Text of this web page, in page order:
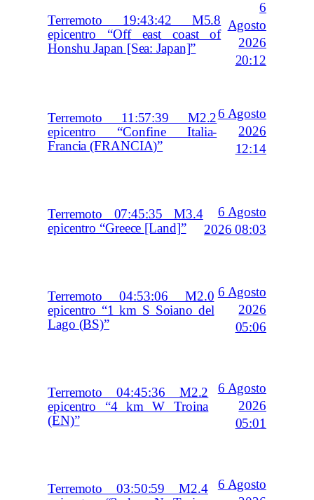
Terremoto 19:43:42 M5.8
epicentro “Off east coast of
Honshu Japan [Sea: Japan]”
6
Agosto
2026
20:12
Terremoto 11:57:39 M2.2
epicentro “Confine Italia-
Francia (FRANCIA)”
6 Agosto
2026
12:14
Terremoto 07:45:35 M3.4
epicentro “Greece [Land]”
6 Agosto
2026 08:03
Terremoto 04:53:06 M2.0
epicentro “1 km S Soiano del
Lago (BS)”
6 Agosto
2026
05:06
Terremoto 04:45:36 M2.2
epicentro “4 km W Troina
(EN)”
6 Agosto
2026
05:01
Terremoto 03:50:59 M2.4
6 Agosto